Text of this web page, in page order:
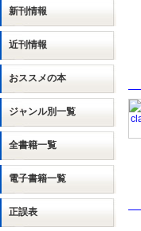
新刊情報
近刊情報
おススメの本
ジャンル別一覧
全書籍一覧
電子書籍一覧
正誤表